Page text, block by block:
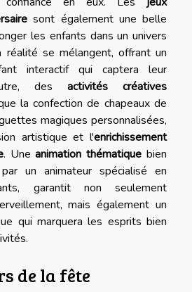
sont également une belle
les enfants dans un univers
réalité se mélangent, offrant un
interactif qui captera leur
des activités créatives
la confection de chapeaux de
magiques personnalisées,
artistique et l'enrichissement
. Uneanimation thématique bien
un animateur spécialisé en
garantit non seulement
mais également un
qui marquera les esprits bien
de la fête